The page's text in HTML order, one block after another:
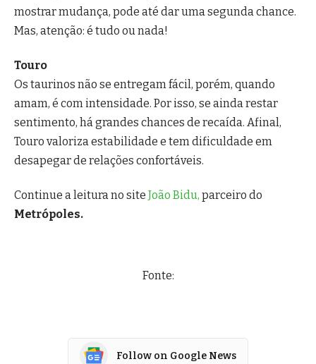
mostrar mudança, pode até dar uma segunda chance.
Mas, atenção: é tudo ou nada!
Touro
Os taurinos não se entregam fácil, porém, quando
amam, é com intensidade. Por isso, se ainda restar
sentimento, há grandes chances de recaída. Afinal,
Touro valoriza estabilidade e tem dificuldade em
desapegar de relações confortáveis.
Continue a leitura no site João Bidu, parceiro do
Metrópoles.
Fonte:
Follow on Google News